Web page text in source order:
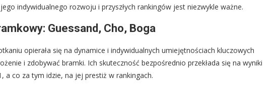
indywidualnego rozwoju i przyszłych rankingów jest niezwykle ważne.
Guessand, Cho, Boga
opierała się na dynamice i indywidualnych umiejętnościach kluczowych
i zdobywać bramki. Ich skuteczność bezpośrednio przekłada się na wyniki
a co za tym idzie, na jej prestiż w rankingach.